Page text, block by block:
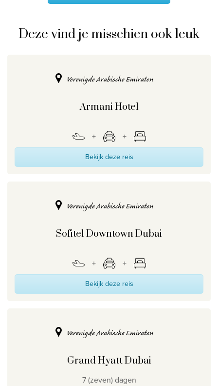
Deze vind je misschien ook leuk
Verenigde Arabische Emiraten
Armani Hotel
Bekijk deze reis
Verenigde Arabische Emiraten
Sofitel Downtown Dubai
Bekijk deze reis
Verenigde Arabische Emiraten
Grand Hyatt Dubai
7 (zeven) dagen